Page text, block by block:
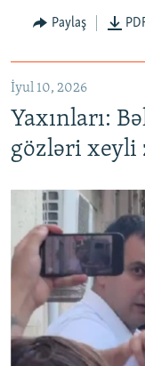
Paylaş
İyul 10, 2026
Yaxınları:
gözləri xeyli